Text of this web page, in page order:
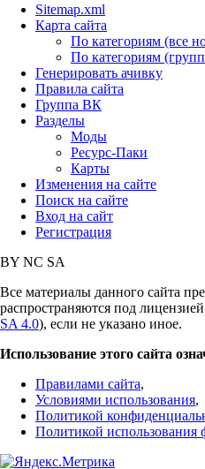
Sitemap.xml
Карта сайта
По категориям (все
По категориям
Генерировать ачивку
Правила сайта
Группа ВК
Разделы
Моды
Ресурс-Паки
Карты
Изменения на сайте
Поиск на сайте
Вход на сайт
Регистрация
BY NC SA
Все материалы данного сайта
распространяются под
SA 4.0), если не указано иное.
Использование этого сайта
Правилами сайта,
Условиями использования,
Политикой
Политикой использования